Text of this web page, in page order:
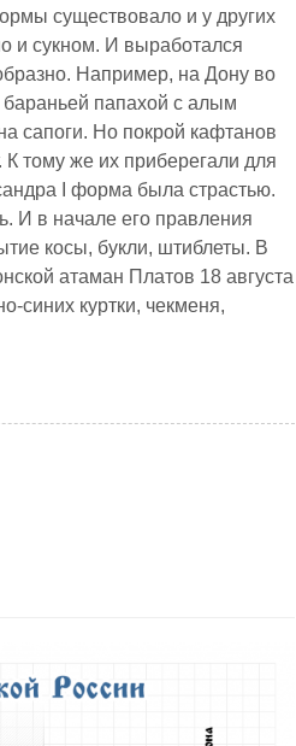
существовало и у других
и сукном. И выработался
Например, на Дону во
папахой с алым
сапоги. Но покрой кафтанов
тому же их приберегали для
I форма была страстью.
И в начале его правления
косы, букли, штиблеты. В
атаман Платов 18 августа
синих куртки, чекменя,